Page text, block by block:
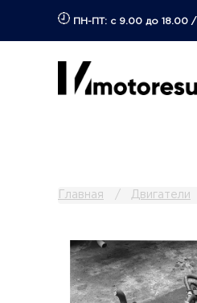
ПН-ПТ: с 9.00 до 18.00 /
Главная Двигатели